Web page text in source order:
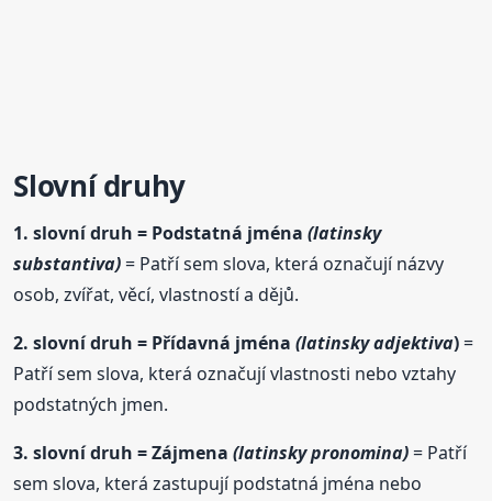
Slovní druhy
1.slovnídruh = Podstatná jména(latinsky
substantiva)= Patří sem slova, která označují názvy
osob, zvířat, věcí, vlastností a dějů.
2.slovnídruh = Přídavná jména (latinsky adjektiva)=
Patří sem slova, která označují vlastnosti nebo vztahy
podstatných jmen.
3.slovnídruh = Zájmena(latinsky pronomina)= Patří
sem slova, která zastupují podstatná jména nebo